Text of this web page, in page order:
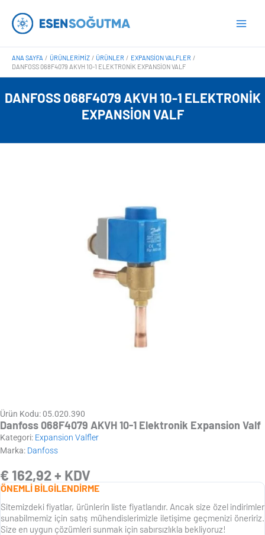
atla
ANA SAYFA ÜRÜNLERIMIZ ÜRÜNLER
EXPANSION VALFLER
DANFOSS 068F4079 AKVH 10-1 ELEKTRONIK EXPANSION VALF
DANFOSS 068F4079 AKVH 10-1 ELEKTRONIK
EXPANSION VALF
Ürün Kodu: 05.020.390
Danfoss 068F4079 AKVH 10-1 Elektronik Expansion Valf
Kategori: Expansion Valfler
Marka: Danfoss
€ 162,92+ KDV
ÖNEMLİ BİLGİLENDİRME
Sitemizdeki fiyatlar, ürünlerin liste fiyatlarıdır. Ancak size özel indirimler
sunabilmemiz için satış mühendislerimizle iletişime geçmenizi öneririz.
Size en uygun çözümleri sunmak için sabırsızlıkla bekliyoruz!